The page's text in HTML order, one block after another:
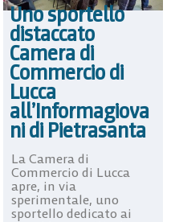
Uno sportello
distaccato
Camera di
Commercio di
Lucca
all’Informagiova
ni di Pietrasanta
La Camera di
Commercio di Lucca
apre, in via
sperimentale, uno
sportello dedicato ai